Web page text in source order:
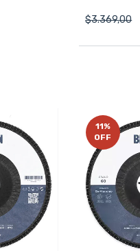
$3.369,00
11%
OFF